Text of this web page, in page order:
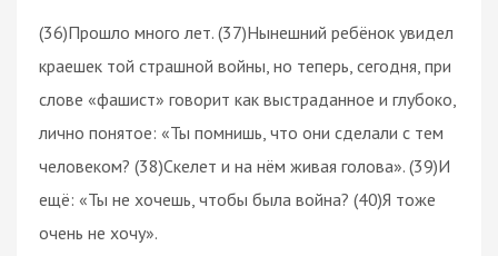
(36)Прошло много лет. (37)Нынешний ребёнок увидел
краешек той страшной войны, но теперь, сегодня, при
слове «фашист» говорит как выстраданное и глубоко,
лично понятое: «Ты помнишь, что они сделали с тем
человеком? (38)Скелет и на нём живая голова». (39)И
ещё: «Ты не хочешь, чтобы была война? (40)Я тоже
очень не хочу».